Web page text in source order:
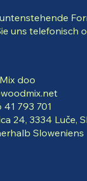
uns telefonisch
doo
793 701
24, 3334 Luče,
Sloweniens